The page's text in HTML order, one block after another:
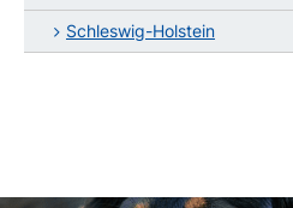
Schleswig-Holstein